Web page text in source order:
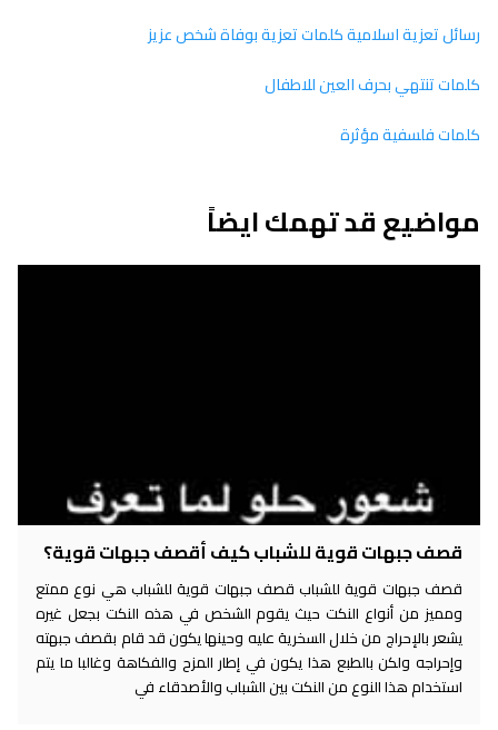
رسائل تعزية اسلامية كلمات تعزية بوفاة شخص عزيز
كلمات تنتهي بحرف العين للاطفال
كلمات فلسفية مؤثرة
مواضيع قد تهمك ايضاً
قصف جبهات قوية للشباب كيف أقصف جبهات قوية؟
قصف جبهات قوية للشباب قصف جبهات قوية للشباب هي نوع ممتع
ومميز من أنواع النكت حيث يقوم الشخص في هذه النكت بجعل غيره
يشعر بالإحراج من خلال السخرية عليه وحينها يكون قد قام بقصف جبهته
وإحراجه ولكن بالطبع هذا يكون في إطار المزح والفكاهة وغالبا ما يتم
استخدام هذا النوع من النكت بين الشباب والأصدقاء في